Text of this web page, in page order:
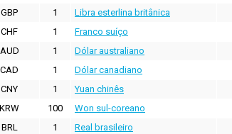
GBP
1 Libra esterlina britânica
CHF
1 Franco suíço
AUD
1 Dólar australiano
CAD
1 Dólar canadiano
CNY
1 Yuan chinês
KRW
100 Won sul-coreano
BRL
1 Real brasileiro